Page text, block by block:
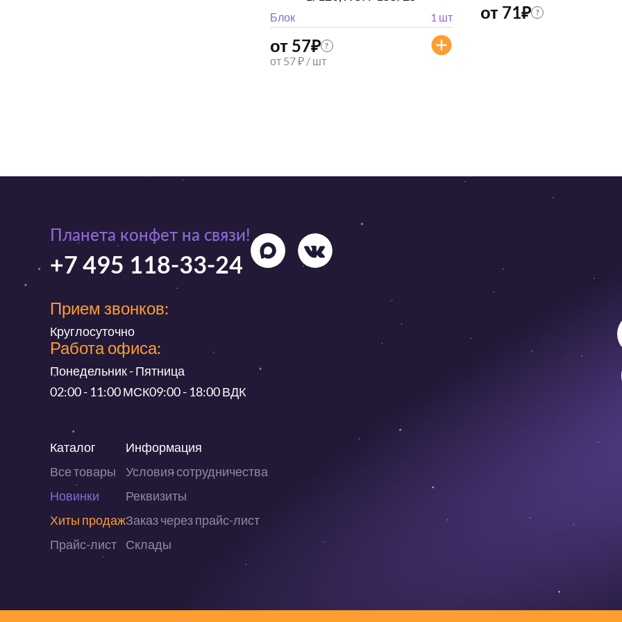
Блок 1 шт
от 57₽ ?
от 57 ₽ / шт
от 71₽ ?
Планета конфет на связи!
+7 495 118-33-24
Прием звонков:
Круглосуточно
Работа офиса:
Понедельник - Пятница
02:00 - 11:00 МСК09:00 - 18:00 ВДК
Каталог
Все товары
Новинки
Хиты продаж
Прайс-лист
Информация
Условия сотрудничества
Реквизиты
Заказ через прайс-лист
Склады